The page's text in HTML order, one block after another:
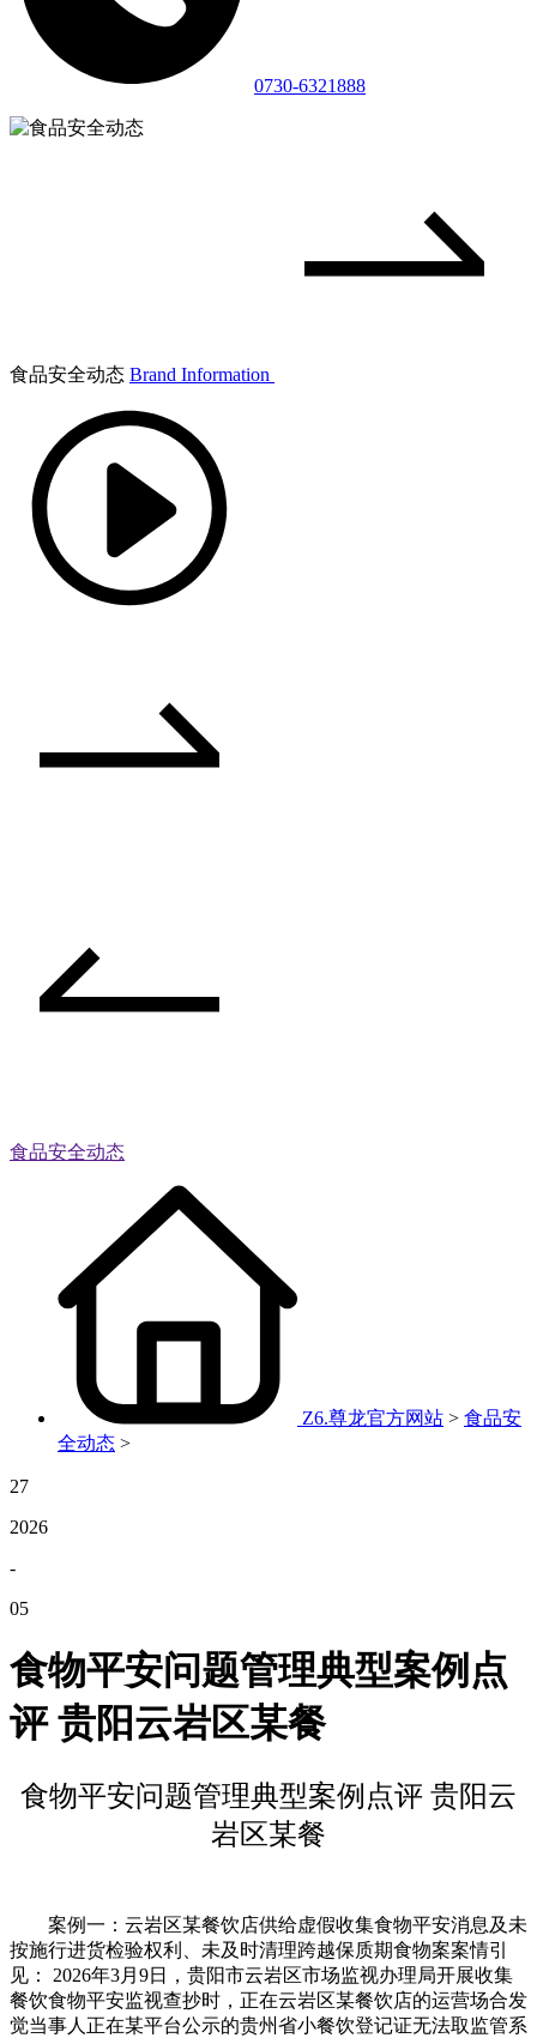
0730-6321888
食品安全动态 Brand Information
食品安全动态
Z6.尊龙官方网站 > 食品安
全动态 >
27
2026
-
05
食物平安问题管理典型案例点
评 贵阳云岩区某餐
食物平安问题管理典型案例点评 贵阳云
岩区某餐
案例一：云岩区某餐饮店供给虚假收集食物平安消息及未
按施行进货检验权利、未及时清理跨越保质期食物案案情引
见： 2026年3月9日，贵阳市云岩区市场监视办理局开展收集
餐饮食物平安监视查抄时，正在云岩区某餐饮店的运营场合发
觉当事人正在某平台公示的贵州省小餐饮登记证无法取监管系